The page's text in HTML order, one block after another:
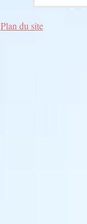
Plan du site